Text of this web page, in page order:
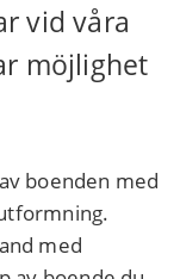
vid våra
möjlighet
boenden med
med